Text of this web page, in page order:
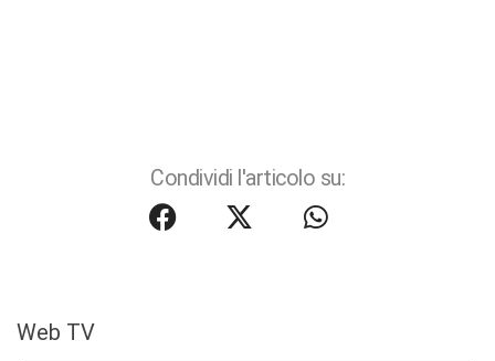
Condividi l'articolo su:
Web TV